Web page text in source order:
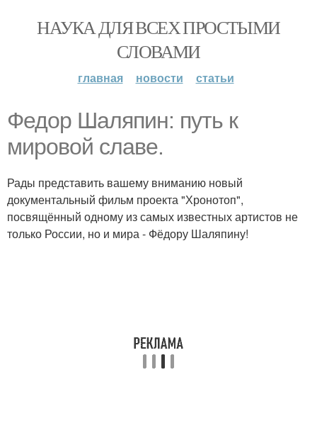
НАУКА ДЛЯ ВСЕХ ПРОСТЫМИ
СЛОВАМИ
главная новости статьи
Федор Шаляпин: путь к
мировой славе.
Рады представить вашему вниманию новый
документальный фильм проекта "Хронотоп",
посвящённый одному из самых известных артистов не
только России, но и мира - Фёдору Шаляпину!